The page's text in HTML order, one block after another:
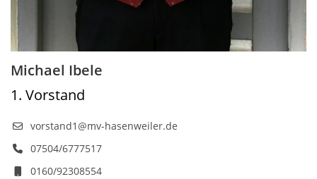
Michael Ibele
1. Vorstand
vorstand1@mv-hasenweiler.de
07504/6777517
0160/92308554